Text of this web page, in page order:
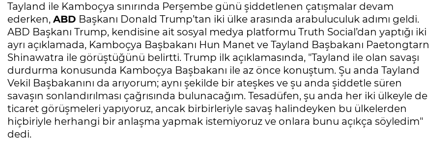
Tayland ile Kamboçya sınırında Perşembe günü şiddetlenen çatışmalar devam
ederken, ABD Başkanı Donald Trump’tan iki ülke arasında arabuluculuk adımı geldi.
ABD Başkanı Trump, kendisine ait sosyal medya platformu Truth Social’dan yaptığı iki
ayrı açıklamada, Kamboçya Başbakanı Hun Manet ve Tayland Başbakanı Paetongtarn
Shinawatra ile görüştüğünü belirtti. Trump ilk açıklamasında, "Tayland ile olan savaşı
durdurma konusunda Kamboçya Başbakanı ile az önce konuştum. Şu anda Tayland
Vekil Başbakanını da arıyorum; aynı şekilde bir ateşkes ve şu anda şiddetle süren
savaşın sonlandırılması çağrısında bulunacağım. Tesadüfen, şu anda her iki ülkeyle de
ticaret görüşmeleri yapıyoruz, ancak birbirleriyle savaş halindeyken bu ülkelerden
hiçbiriyle herhangi bir anlaşma yapmak istemiyoruz ve onlara bunu açıkça söyledim"
dedi.